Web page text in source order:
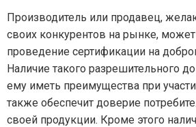
Производитель или продавец,
своих конкурентов на рынке, может
проведение сертификации на
Наличие такого разрешительного
ему иметь преимущества при
также обеспечит доверие
своей продукции. Кроме этого